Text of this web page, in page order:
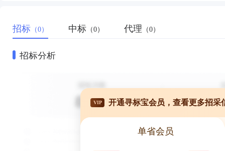
招标 （0） 中标 （0） 代理 （0）
招标分析
VIP 开通寻标宝会员，查看更多招采
单省会员